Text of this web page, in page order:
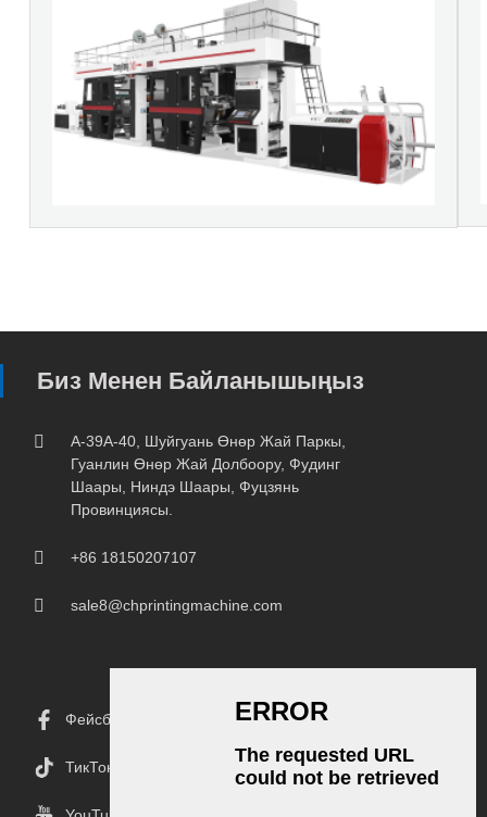
Биз Менен Байланышыңыз
A-39A-40, Шуйгуань Өнөр Жай Паркы,
Гуанлин Өнөр Жай Долбоору, Фудинг
Шаары, Ниндэ Шаары, Фуцзянь
Провинциясы.
+86 18150207107
sale8@chprintingmachine.com
Фейсбук
ТикТок